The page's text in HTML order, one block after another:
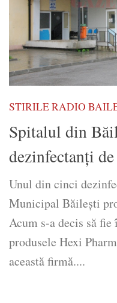
STIRILE RADIO
Spitalul din
dezinfectanți
Unul din cinci
Municipal Băileşti
Acum s-a decis să
produsele Hexi
această firmă....